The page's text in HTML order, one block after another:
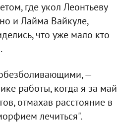
где укол Леонтьеву
и Лайма Вайкуле,
что уже мало кто
—
работы, когда я за май
отмахав расстояние в
лечиться".